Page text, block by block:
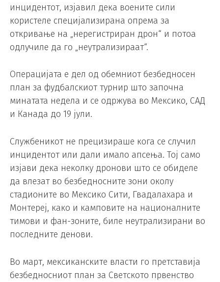
инцидентот, изјавил дека воените сили
користеле специјализирана опрема за
откривање на „нерегистриран дрон“ и потоа
одлучиле да го „неутрализираат“.
Операцијата е дел од обемниот безбедносен
план за фудбалскиот турнир што започна
минатата недела и се одржува во Мексико, САД
и Канада до 19 јули.
Службеникот не прецизираше кога се случил
инцидентот или дали имало апсења. Тој само
изјави дека неколку дронови што се обиделе
да влезат во безбедносните зони околу
стадионите во Мексико Сити, Гвадалахара и
Монтереј, како и камповите на националните
тимови и фан-зоните, биле неутрализирани во
последните денови.
Во март, мексиканските власти го претставија
безбедносниот план за Светското првенство